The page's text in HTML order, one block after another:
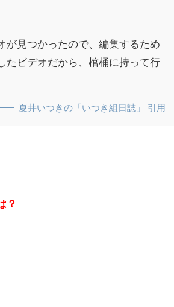
が見つかったので、編集するため
たビデオだから、棺桶に持って行
夏井いつきの「いつき組日誌」 引用
？